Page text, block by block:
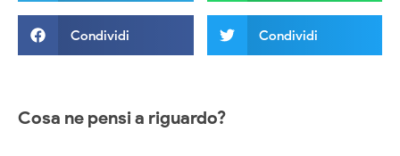
Condividi Condividi
Cosa ne pensi a riguardo?